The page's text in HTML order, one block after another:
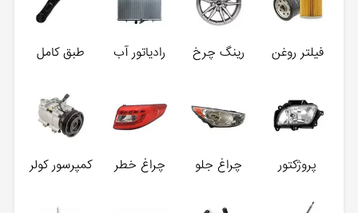
فیلتر روغن رینگ چرخ رادیاتور آب طبق کامل
پروژکتور چراغ جلو چراغ خطر کمپرسور کولر